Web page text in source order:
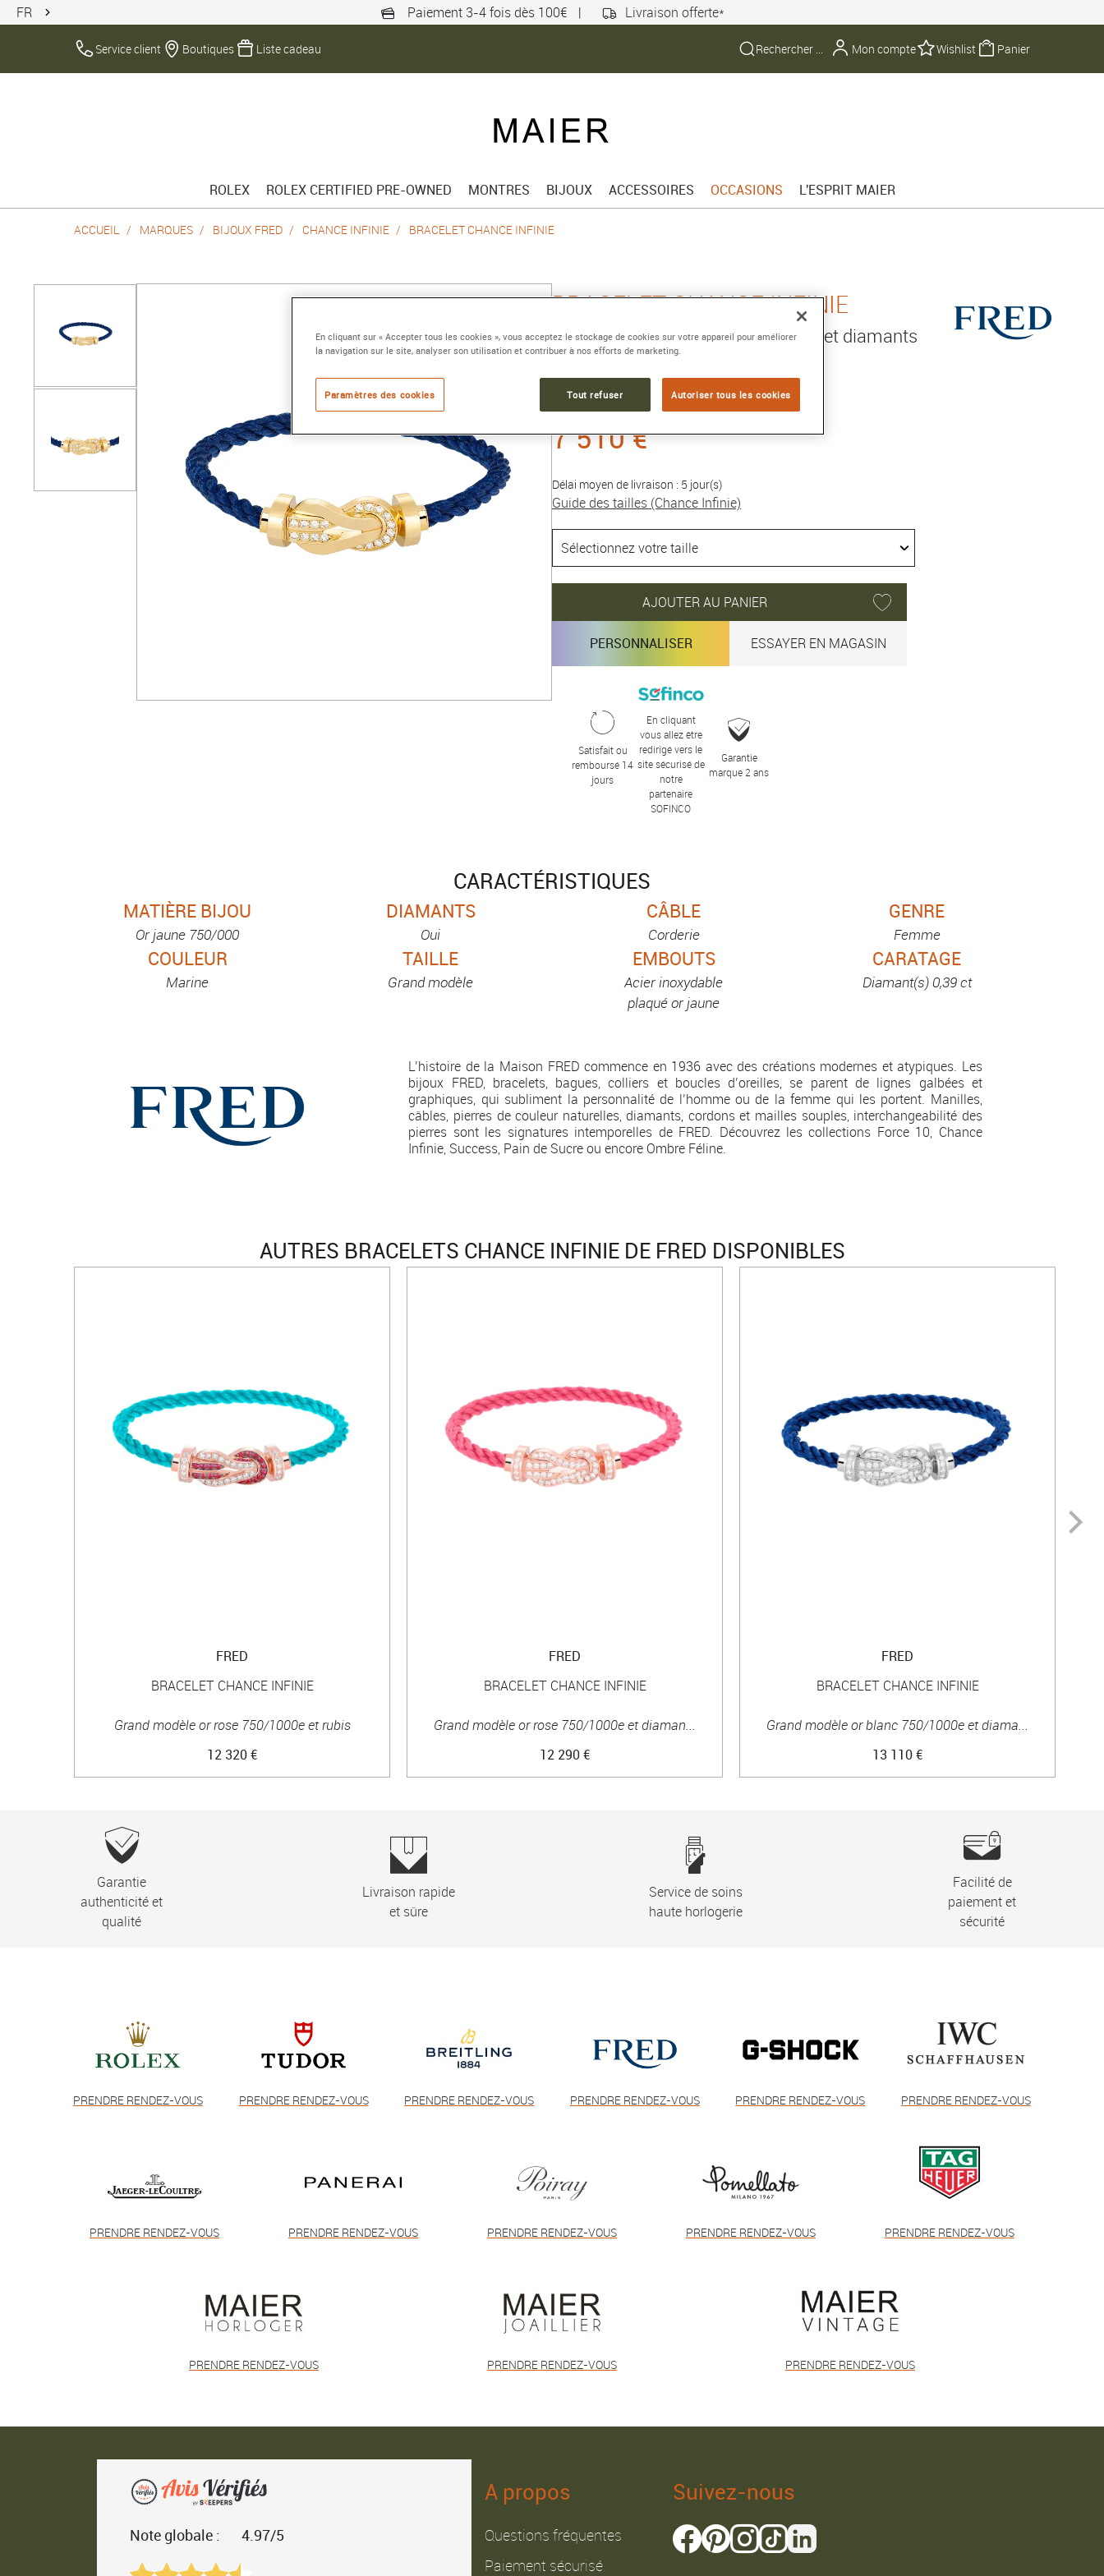
FR Paiement 3-4 fois dès 100€ | Livraison offerte*
Service client Boutiques Liste cadeau Mon compte Wishlist Panier
ROLEX ROLEX CERTIFIED PRE-OWNED MONTRES BIJOUX ACCESSOIRES OCCASIONS L'ESPRIT MAIER
ACCUEIL MARQUES BIJOUX FRED CHANCE INFINIE BRACELET CHANCE INFINIE
BRACELET CHANCE INFINIE
Grand modèle or jaune 750/1000e et diamants
Collection :Chance Infinie
7 510 €
Délai moyen de livraison : 5 jour(s)
Guide des tailles (Chance Infinie)
AJOUTER AU PANIER
PERSONNALISER ESSAYER EN MAGASIN
Satisfait ou
remboursé 14
jours
En cliquant
vous allez être
redirigé vers le
site sécurisé de
notre
partenaire
SOFINCO
Garantie
marque 2 ans
CARACTÉRISTIQUES
MATIÈRE BIJOU
Or jaune 750/000
DIAMANTS
Oui
CÂBLE
Corderie
GENRE
Femme
COULEUR
Marine
TAILLE
Grand modèle
EMBOUTS
Acier inoxydable
plaqué or jaune
CARATAGE
Diamant(s) 0,39 ct
L’histoire de la Maison FRED commence en 1936 avec des créations modernes et atypiques. Les
bijoux FRED, bracelets, bagues, colliers et boucles d’oreilles, se parent de lignes galbées et
graphiques, qui subliment la personnalité de l’homme ou de la femme qui les portent. Manilles,
câbles, pierres de couleur naturelles, diamants, cordons et mailles souples, interchangeabilité des
pierres sont les signatures intemporelles de FRED. Découvrez les collections Force 10, Chance
Infinie, Success, Pain de Sucre ou encore Ombre Féline.
AUTRES BRACELETS CHANCE INFINIE DE FRED DISPONIBLES
FRED
BRACELET CHANCE INFINIE
Grand modèle or rose 750/1000e et rubis
12 320 €
FRED
BRACELET CHANCE INFINIE
Grand modèle or rose 750/1000e et diaman...
12 290 €
FRED
BRACELET CHANCE INFINIE
Grand modèle or blanc 750/1000e et diama...
13 110 €
Garantie
authenticité et
qualité
Livraison rapide
et sûre
Service de soins
haute horlogerie
Facilité de
paiement et
sécurité
PRENDRE RENDEZ-VOUS PRENDRE RENDEZ-VOUS PRENDRE RENDEZ-VOUS PRENDRE RENDEZ-VOUS PRENDRE RENDEZ-VOUS PRENDRE RENDEZ-VOUS
PRENDRE RENDEZ-VOUS PRENDRE RENDEZ-VOUS PRENDRE RENDEZ-VOUS PRENDRE RENDEZ-VOUS PRENDRE RENDEZ-VOUS
PRENDRE RENDEZ-VOUS PRENDRE RENDEZ-VOUS PRENDRE RENDEZ-VOUS
Note globale : 4.97/5
A propos
Questions fréquentes
Paiement sécurisé
Suivez-nous
En cliquant sur « Accepter tous les cookies », vous acceptez le stockage de cookies sur votre appareil pour améliorer
la navigation sur le site, analyser son utilisation et contribuer à nos efforts de marketing.
Paramètres des cookies Tout refuser Autoriser tous les cookies